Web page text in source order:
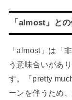
「almost」と
「almost」は「
う意味合いがあ
す。「pretty
ーンを伴うため